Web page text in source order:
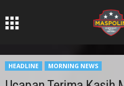
HEADLINE MORNING NEWS